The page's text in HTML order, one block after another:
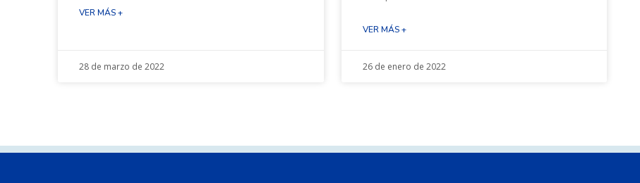
VER MÁS +
28 de marzo de 2022
VER MÁS +
26 de enero de 2022